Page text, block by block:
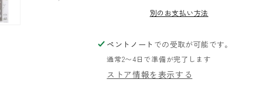
減
ら
量
増
別のお支払い方法
ペントノート での受取が可能です。
通常2〜4日で準備が完了します
ストア情報を表示する